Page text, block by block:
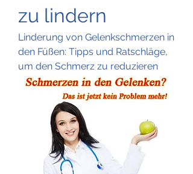
zu lindern
Linderung von Gelenkschmerzen in
den Füßen: Tipps und Ratschläge,
um den Schmerz zu reduzieren